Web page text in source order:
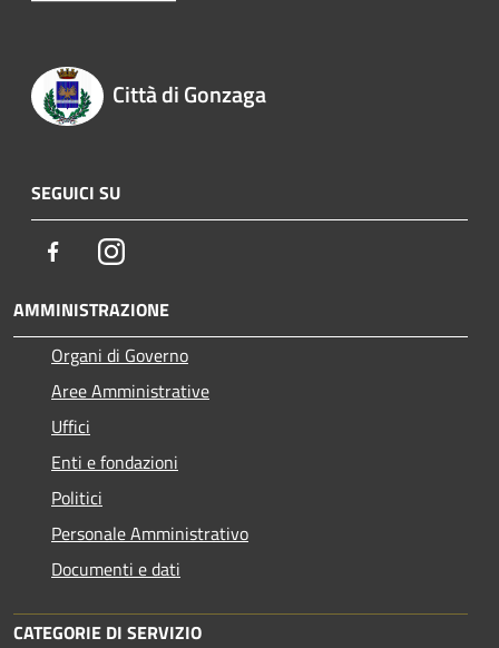
Città di Gonzaga
SEGUICI SU
FacebookInstagram
AMMINISTRAZIONE
Organi di Governo
Aree Amministrative
Uffici
Enti e fondazioni
Politici
Personale Amministrativo
Documenti e dati
CATEGORIE DI SERVIZIO